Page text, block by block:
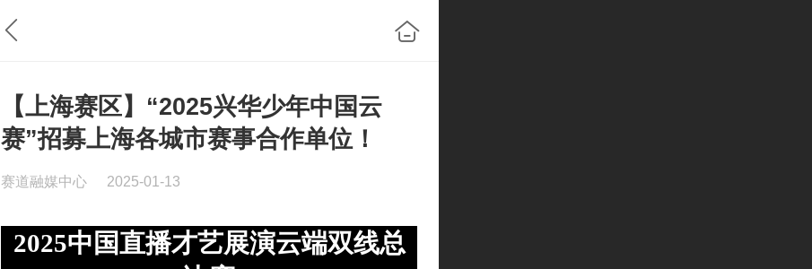
【上海赛区】“2025兴华少年中国云
赛”招募上海各城市赛事合作单位！
赛道融媒中心 2025-01-13
2025中国直播才艺展演云端双线总